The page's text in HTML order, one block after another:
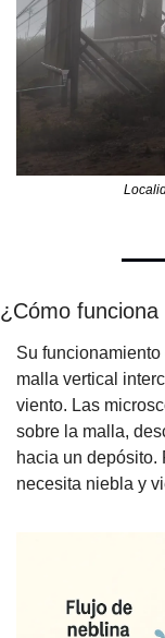
¿Cómo
Su
malla vertical
viento. Las
sobre la malla,
hacia un depósito.
necesita niebla y